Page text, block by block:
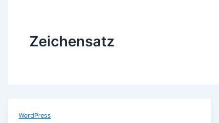
Zeichensatz
WordPress